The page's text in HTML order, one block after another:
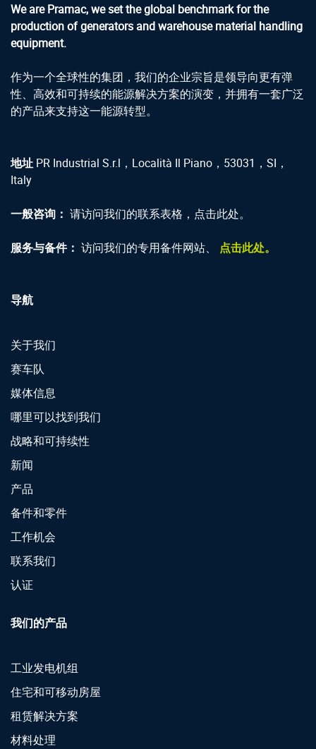
We are Pramac, we set the global benchmark for the
production of generators and warehouse material handling
equipment.
作为一个全球性的集团，我们的企业宗旨是领导向更有弹
性、高效和可持续的能源解决方案的演变，并拥有一套广泛
的产品来支持这一能源转型。
地址 PR Industrial S.r.l，Località Il Piano，53031，SI，
Italy
一般咨询： 请访问我们的联系表格，点击此处。
服务与备件： 访问我们的专用备件网站、 点击此处。
导航
关于我们
赛车队
媒体信息
哪里可以找到我们
战略和可持续性
新闻
产品
备件和零件
工作机会
联系我们
认证
我们的产品
工业发电机组
住宅和可移动房屋
租赁解决方案
材料处理